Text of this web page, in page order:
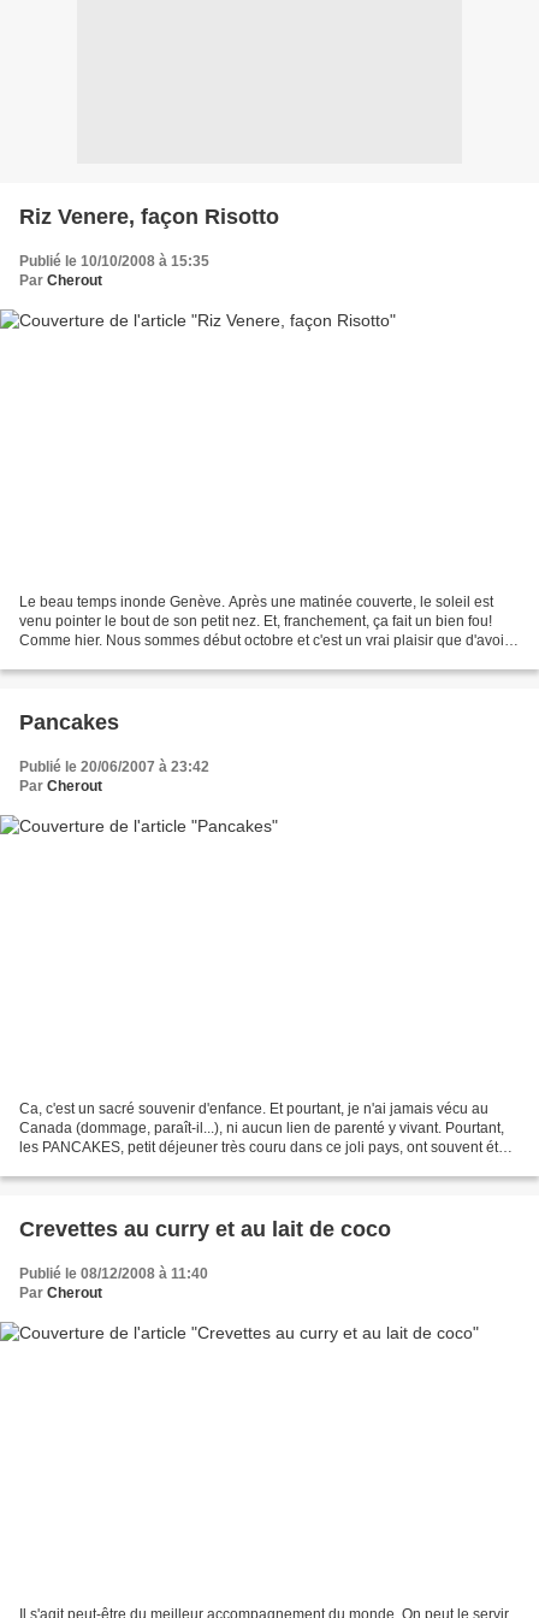
Riz Venere, façon Risotto
Publié le 10/10/2008 à 15:35
Par Cherout
Le beau temps inonde Genève. Après une matinée couverte, le soleil est
venu pointer le bout de son petit nez. Et, franchement, ça fait un bien fou!
Comme hier. Nous sommes début octobre et c'est un vrai plaisir que d'avoir
Pancakes
Publié le 20/06/2007 à 23:42
Par Cherout
Ca, c'est un sacré souvenir d'enfance. Et pourtant, je n'ai jamais vécu au
Canada (dommage, paraît-il...), ni aucun lien de parenté y vivant. Pourtant,
les PANCAKES, petit déjeuner très couru dans ce joli pays, ont souvent été
Crevettes au curry et au lait de coco
Publié le 08/12/2008 à 11:40
Par Cherout
Il s'agit peut-être du meilleur accompagnement du monde. On peut le servir